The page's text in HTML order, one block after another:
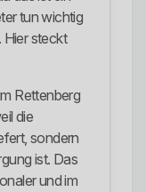
tun wichtig
Hier steckt
Rettenberg
die
sondern
ist. Das
und im